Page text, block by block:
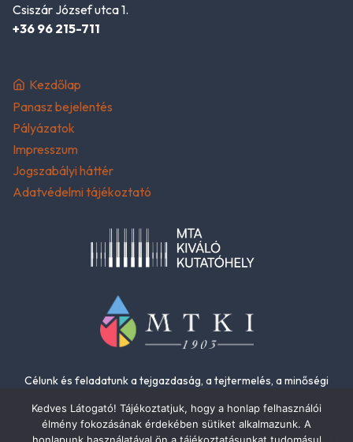
Csiszár József utca 1.
+36 96 215-711
Kezdőlap
Panasz bejelentés
Pályázatok
Impresszum
Jogszabályi háttér
Adatvédelmi tájékoztató
Célunk és feladatunk a tejgazdaság, a tejtermelés, a minőségi
Kedves Látogató! Tájékoztatjuk, hogy a honlap felhasználói
élmény fokozásának érdekében sütiket alkalmazunk. A